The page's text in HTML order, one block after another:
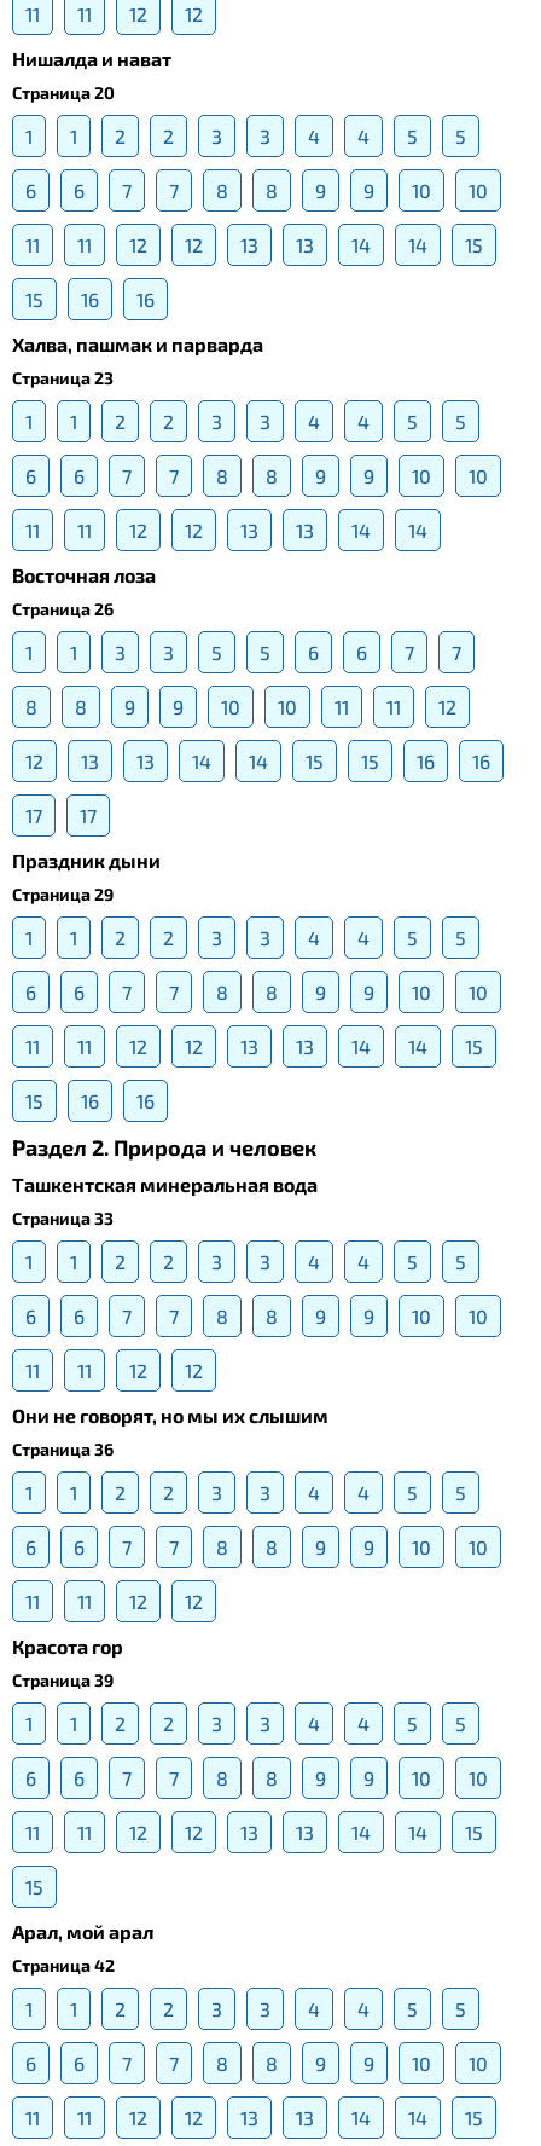
11 11 12
12
Нишалда и нават
Страница 20
1 1 2 2 3 3 4 4 5 5
6 6 7 7 8 8 9 9 10 10
11 11 12 12 13 13 14 14 15
15 16
16
Халва, пашмак и парварда
Страница 23
1 1 2 2 3 3 4 4 5 5
6 6 7 7 8 8 9 9 10 10
11 11 12 12 13 13 14
14
Восточная лоза
Страница 26
1 1 3 3 5 5 6 6 7 7
8 8 9 9 10 10 11 11 12
12 13 13 14 14 15 15 16 16
17
17
Праздник дыни
Страница 29
1 1 2 2 3 3 4 4 5 5
6 6 7 7 8 8 9 9 10 10
11 11 12 12 13 13 14 14 15
15 16 16
Раздел 2. Природа и человек
Ташкентская минеральная вода
Страница 33
1 1 2 2 3 3 4 4 5 5
6 6 7 7 8 8 9 9 10 10
11 11 12
12
Они не говорят, но мы их слышим
Страница 36
1 1 2 2 3 3 4 4 5 5
6 6 7 7 8 8 9 9 10 10
11 11 12
12
Красота гор
Страница 39
1 1 2 2 3 3 4 4 5 5
6 6 7 7 8 8 9 9 10 10
11 11 12 12 13 13 14 14 15
15
Арал, мой арал
Страница 42
1 1 2 2 3 3 4 4 5 5
6 6 7 7 8 8 9 9 10 10
11 11 12 12 13 13 14 14 15